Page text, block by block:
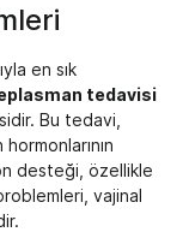
en sık
tedavisi
Bu tedavi,
desteği, özellikle
vajinal